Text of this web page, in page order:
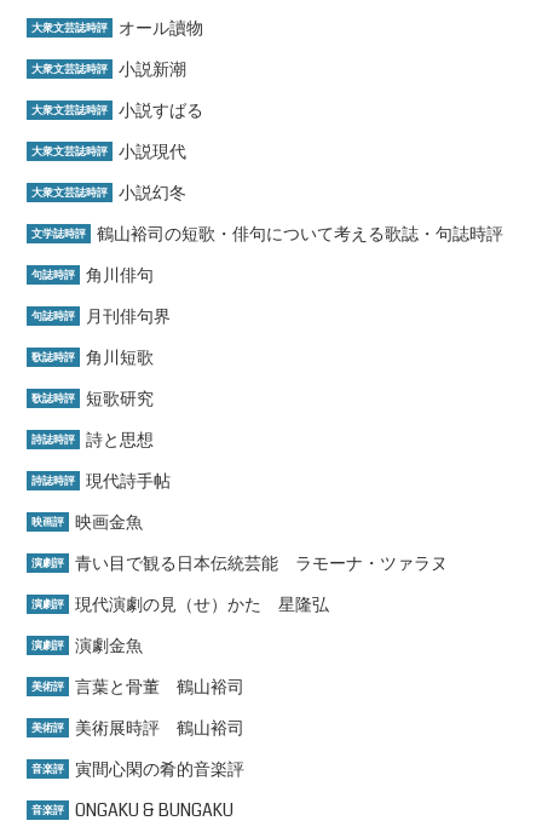
大衆文芸誌時評 オール讀物
大衆文芸誌時評 小説新潮
大衆文芸誌時評 小説すばる
大衆文芸誌時評 小説現代
大衆文芸誌時評 小説幻冬
文学誌時評 鶴山裕司の短歌・俳句について考える歌誌・句誌時評
句誌時評 角川俳句
句誌時評 月刊俳句界
歌誌時評 角川短歌
歌誌時評 短歌研究
詩誌時評 詩と思想
詩誌時評 現代詩手帖
映画評 映画金魚
演劇評 青い目で観る日本伝統芸能 ラモーナ・ツァラヌ
演劇評 現代演劇の見（せ）かた 星隆弘
演劇評 演劇金魚
美術評 言葉と骨董 鶴山裕司
美術評 美術展時評 鶴山裕司
音楽評 寅間心閑の肴的音楽評
音楽評 ONGAKU & BUNGAKU